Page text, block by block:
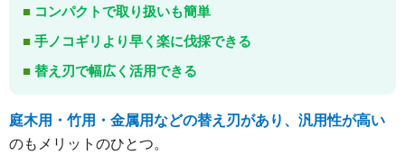
コンパクトで取り扱いも簡単
手ノコギリより早く楽に伐採できる
替え刃で幅広く活用できる
庭木用・竹用・金属用などの替え刃があり、汎用性が高い
のもメリットのひとつ。